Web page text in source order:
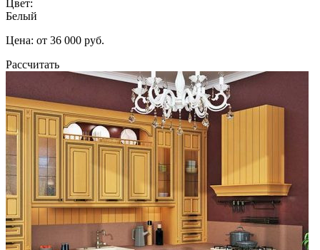
Цвет:
Белый
Цена: от 36 000 руб.
Рассчитать